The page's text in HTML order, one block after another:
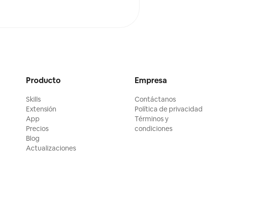
Producto
Skills
Extensión
App
Precios
Blog
Actualizaciones
Empresa
Contáctanos
Política de privacidad
Términos y
condiciones